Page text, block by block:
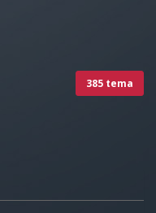
385 tema